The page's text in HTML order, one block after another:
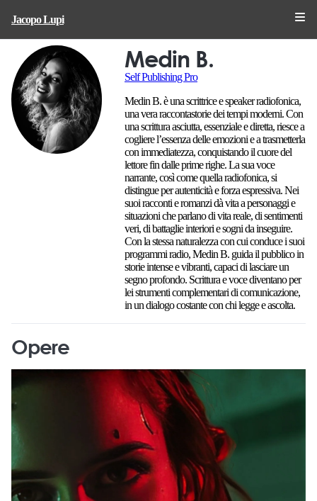
Jacopo Lupi
Medin B.
Self Publishing Pro
Medin B. è una scrittrice e speaker radiofonica,
una vera raccontastorie dei tempi moderni. Con
una scrittura asciutta, essenziale e diretta, riesce a
cogliere l’essenza delle emozioni e a trasmetterla
con immediatezza, conquistando il cuore del
lettore fin dalle prime righe. La sua voce
narrante, così come quella radiofonica, si
distingue per autenticità e forza espressiva. Nei
suoi racconti e romanzi dà vita a personaggi e
situazioni che parlano di vita reale, di sentimenti
veri, di battaglie interiori e sogni da inseguire.
Con la stessa naturalezza con cui conduce i suoi
programmi radio, Medin B. guida il pubblico in
storie intense e vibranti, capaci di lasciare un
segno profondo. Scrittura e voce diventano per
lei strumenti complementari di comunicazione,
in un dialogo costante con chi legge e ascolta.
Opere